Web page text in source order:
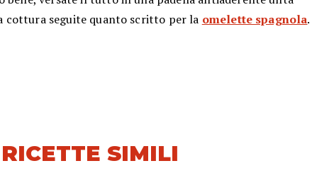
cottura seguite quanto scritto per la omelette spagnola.
RICETTE SIMILI